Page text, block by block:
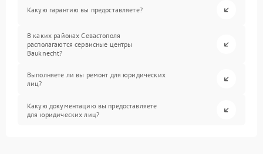
Какую гарантию вы предоставляете?
В каких районах Севастополя
располагаются сервисные центры
Bauknecht?
Выполняете ли вы ремонт для юридических
лиц?
Какую документацию вы предоставляете
для юридических лиц?